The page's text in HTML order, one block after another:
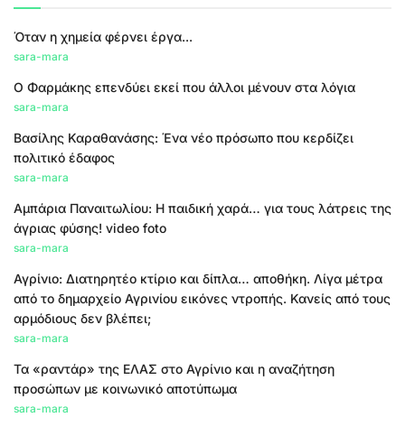
Όταν η χημεία φέρνει έργα...
sara-mara
Ο Φαρμάκης επενδύει εκεί που άλλοι μένουν στα λόγια
sara-mara
Βασίλης Καραθανάσης: Ένα νέο πρόσωπο που κερδίζει
πολιτικό έδαφος
sara-mara
Αμπάρια Παναιτωλίου: Η παιδική χαρά… για τους λάτρεις της
άγριας φύσης! video foto
sara-mara
Αγρίνιο: Διατηρητέο κτίριο και δίπλα… αποθήκη. Λίγα μέτρα
από το δημαρχείο Αγρινίου εικόνες ντροπής. Κανείς από τους
αρμόδιους δεν βλέπει;
sara-mara
Τα «ραντάρ» της ΕΛΑΣ στο Αγρίνιο και η αναζήτηση
προσώπων με κοινωνικό αποτύπωμα
sara-mara